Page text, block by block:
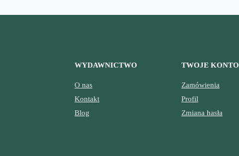
WYDAWNICTWO
O nas
Kontakt
Blog
TWOJE KONTO
Zamówienia
Profil
Zmiana hasła